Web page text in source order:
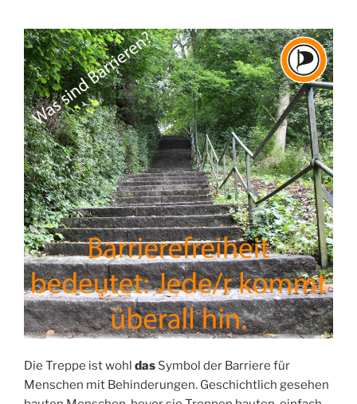
Die Treppe ist wohl das Symbol der Barriere für
Menschen mit Behinderungen. Geschichtlich gesehen